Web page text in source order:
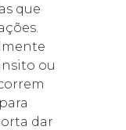
que
ou
dar